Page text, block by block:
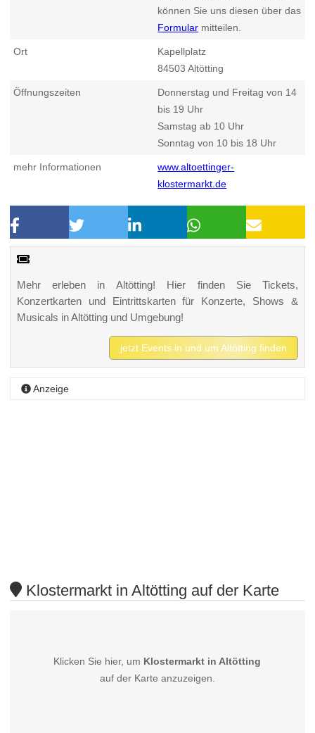
können Sie uns diesen über das
Formular mitteilen.
Ort
Kapellplatz
84503 Altötting
Öffnungszeiten
Donnerstag und Freitag von 14
bis 19 Uhr
Samstag ab 10 Uhr
Sonntag von 10 bis 18 Uhr
mehr Informationen
www.altoettinger-
klostermarkt.de
Mehr erleben in Altötting! Hier finden Sie Tickets,
Konzertkarten und Eintrittskarten für Konzerte, Shows &
Musicals in Altötting und Umgebung!
jetzt Events in und um Altötting finden
Anzeige
Klostermarkt in Altötting auf der Karte
Klicken Sie hier, um Klostermarkt in Altötting
auf der Karte anzuzeigen.